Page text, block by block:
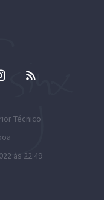
Técnico
às 22:49